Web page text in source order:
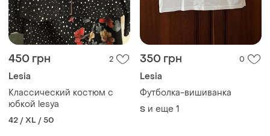
450 грн 2
Lesia
Классический костюм с
юбкой lesya
42 / XL / 50
350 грн 0
Lesia
Футболка-вишиванка
S и еще 1